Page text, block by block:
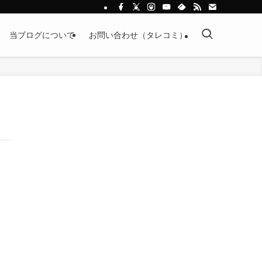
当ブログについて お問い合わせ（タレコミ）